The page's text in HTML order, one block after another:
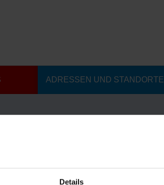
Details
ADRESSEN UND STANDORTE
der Stadt Fulda